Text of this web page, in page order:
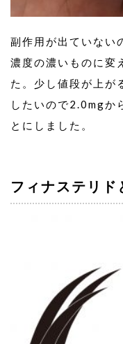
副作用が出ていない
濃度の濃いものに変
た。少し値段が上が
したいので2.0mgか
とにしました。
フィナステリド